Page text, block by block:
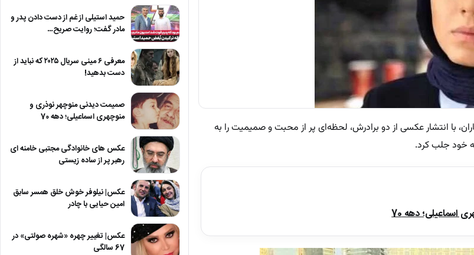
با انتشار عکسی از دو برادرش، لحظه‌ای پر از محبت و صمیمیت را به
خود جلب کرد.
اسماعیلی؛ دهه 70
حمید استیلی از غم از دست دادن پدر و
مادر گفت؛ روایت صریح…
معرفی ۶ مینی سریال ۲۰۲۵ که نباید از
دست بدهید!
صمیمت دیدنی منوچهر نوذری و
منوچهری اسماعیلی؛ دهه 70
عکس های خانوادگی مجتبی خامنه ای
رهبر پر از ساده زیستی
عکس| نیلوفر خوش خلق همسر سابق
امین حیایی با چادر
عکس| تغییر چهره «شهره صولتی» در
67 سالگی